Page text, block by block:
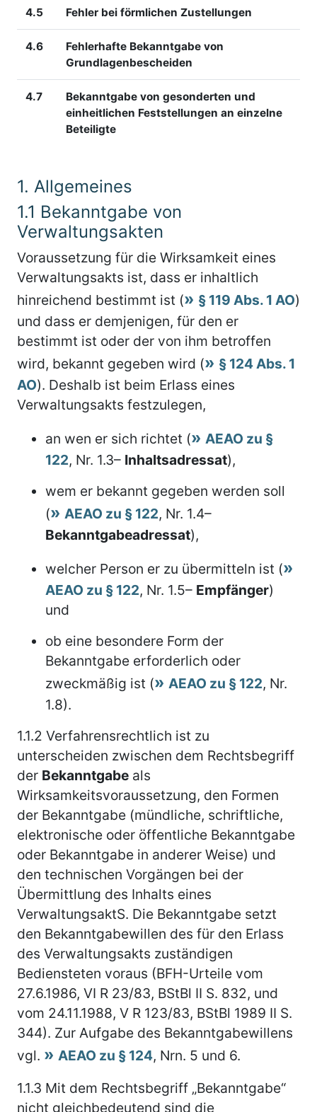
4.5 Fehler bei förmlichen Zustellungen
4.6
Fehlerhafte Bekanntgabe von
Grundlagenbescheiden
4.7
Bekanntgabe von gesonderten und
einheitlichen Feststellungen an einzelne
Beteiligte
1. Allgemeines
1.1 Bekanntgabe von
Verwaltungsakten
Voraussetzung für die Wirksamkeit eines
Verwaltungsakts ist, dass er inhaltlich
hinreichend bestimmt ist (
§ 119 Abs. 1 AO)
und dass er demjenigen, für den er
bestimmt ist oder der von ihm betroffen
wird, bekannt gegeben wird (
§ 124 Abs. 1
AO). Deshalb ist beim Erlass eines
Verwaltungsakts festzulegen,
an wen er sich richtet (
AEAO zu §
122, Nr. 1.3– Inhaltsadressat),
wem er bekannt gegeben werden soll
(
AEAO zu § 122, Nr. 1.4–
Bekanntgabeadressat),
welcher Person er zu übermitteln ist (
AEAO zu § 122, Nr. 1.5– Empfänger)
und
ob eine besondere Form der
Bekanntgabe erforderlich oder
zweckmäßig ist (
AEAO zu § 122, Nr.
1.8).
1.1.2 Verfahrensrechtlich ist zu
unterscheiden zwischen dem Rechtsbegriff
der Bekanntgabe als
Wirksamkeitsvoraussetzung, den Formen
der Bekanntgabe (mündliche, schriftliche,
elektronische oder öffentliche Bekanntgabe
oder Bekanntgabe in anderer Weise) und
den technischen Vorgängen bei der
Übermittlung des Inhalts eines
VerwaltungsaktS. Die Bekanntgabe setzt
den Bekanntgabewillen des für den Erlass
des Verwaltungsakts zuständigen
Bediensteten voraus (BFH-Urteile vom
27.6.1986, VI R 23/83, BStBl II S. 832, und
vom 24.11.1988, V R 123/83, BStBl 1989 II S.
344). Zur Aufgabe des Bekanntgabewillens
vgl.
AEAO zu § 124, Nrn. 5 und 6.
1.1.3 Mit dem Rechtsbegriff „Bekanntgabe“
nicht gleichbedeutend sind die